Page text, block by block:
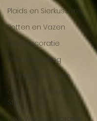
Plaids en Sierkussens
Potten en Vazen
Kerstdecoratie
Sfeerverlichting
Interieur Inspiratie
Gooische Vrouwen
Stijl
Luxe Woondecoratie